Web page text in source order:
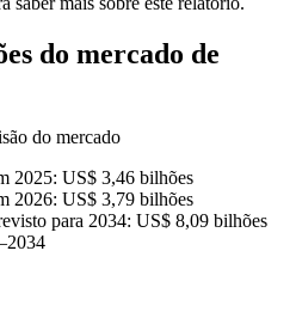
do mercado de
do mercado
2025: US$ 3,46 bilhões
2026: US$ 3,79 bilhões
para 2034: US$ 8,09 bilhões